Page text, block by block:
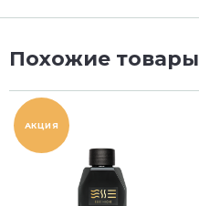
Похожие товары
АКЦИЯ